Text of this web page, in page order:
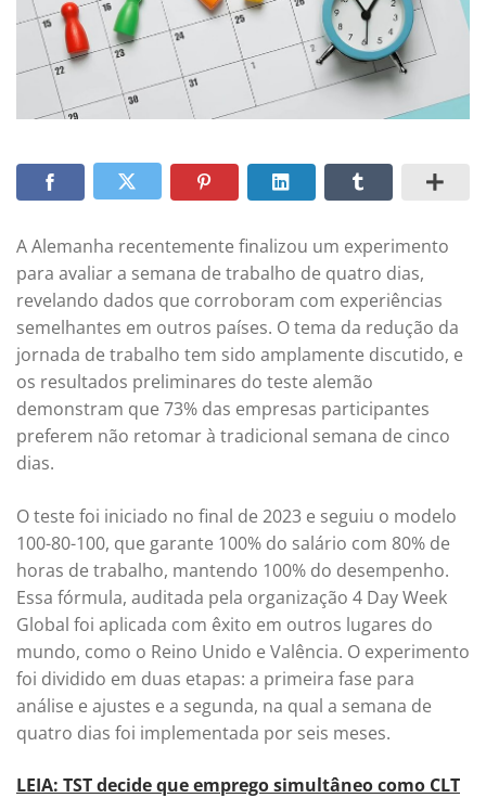
A Alemanha recentemente finalizou um experimento
para avaliar a semana de trabalho de quatro dias,
revelando dados que corroboram com experiências
semelhantes em outros países. O tema da redução da
jornada de trabalho tem sido amplamente discutido, e
os resultados preliminares do teste alemão
demonstram que 73% das empresas participantes
preferem não retomar à tradicional semana de cinco
dias.
O teste foi iniciado no final de 2023 e seguiu o modelo
100-80-100, que garante 100% do salário com 80% de
horas de trabalho, mantendo 100% do desempenho.
Essa fórmula, auditada pela organização 4 Day Week
Global foi aplicada com êxito em outros lugares do
mundo, como o Reino Unido e Valência. O experimento
foi dividido em duas etapas: a primeira fase para
análise e ajustes e a segunda, na qual a semana de
quatro dias foi implementada por seis meses.
LEIA: TST decide que emprego simultâneo como CLT